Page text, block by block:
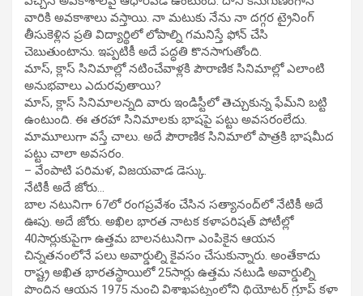
వారికి అవకాశాలు వస్తాయి. నా మటుకు నేను నా దగ్గర ట్రైనింగ్‌
తీసుకెళ్లిన ప్రతి విద్యార్థిలో లోపాల్ని గమనిస్తే ఫోన్‌ చేసి
చెబుతుంటాను. ఇప్పటికీ అదే పద్ధతి కొనసాగుతోంది.
మాస్‌, క్లాస్‌ సినిమాల్లో నటించేవాళ్లకి పౌరాణిక సినిమాల్లో ఎలాంటి
అనుభవాలు ఎదురవుతాయి?
మాస్‌, క్లాస్‌ సినిమాలన్నది వారు ఇండిస్టీలో తెచ్చుకున్న ఫేమ్‌ని బట్టి
ఉంటుంది. ఈ తరహా సినిమాలకు భాషపై పట్టు అవసరంలేదు.
మామూలుగా వస్తే చాలు. అదే పౌరాణిక సినిమాలో పాత్రకి భాషమీద
పట్టు చాలా అవసరం.
– వేంపాటి పరిమళ, విజయవాడ డెస్కు.
నేటికీ అదే జోరు…
బాల నటునిగా 67లో రంగప్రవేశం చేసిన సత్యానంద్‌లో నేటికీ అదే
ఊపు. అదే జోరు. అఖిల భారత నాటక కళాపరిషత్‌ పోటీల్లో
40సార్లుకుపైగా ఉత్తమ బాలనటునిగా ఎంపికైన ఆయన
చిన్నతనంలోనే పలు అవార్డుల్ని కైవసం చేసుకున్నారు. అంతేకాదు
రాష్ట్ర అఖిత భారతస్థాయిలో 25సార్లు ఉత్తమ నటుడి అవార్డుల్ని
పొందిన ఆయన 1975 నుంచి విశాఖపట్నంలోని థియోటర్‌ గ్రూప్‌ కళా